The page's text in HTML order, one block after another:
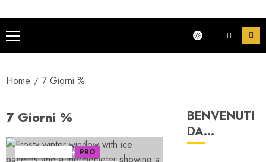
Menu
principale
Home 7 Giorni %
7 Giorni %
5 minuti di lettura
PRO
BENVENUTI
DA…